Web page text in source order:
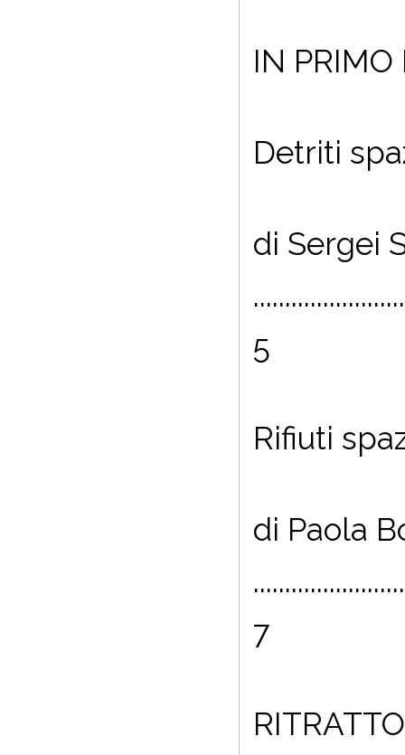
IN PRIMO
Detriti
di Sergei
5
Rifiuti
di Paola
7